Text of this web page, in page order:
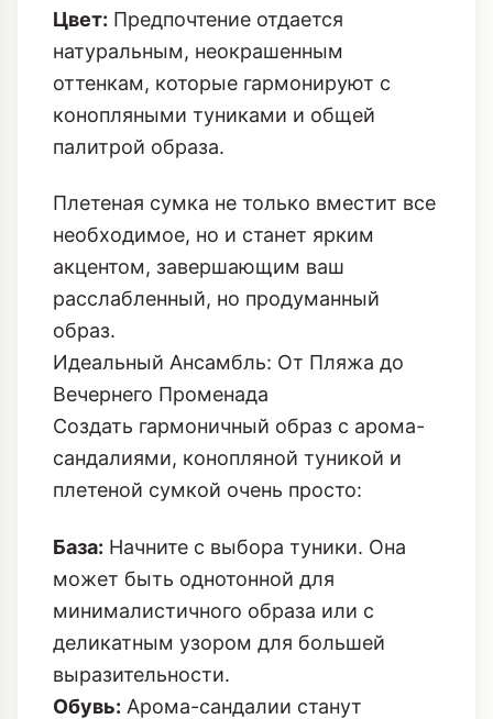
Цвет: Предпочтение отдается
натуральным, неокрашенным
оттенкам, которые гармонируют с
конопляными туниками и общей
палитрой образа.
Плетеная сумка не только вместит все
необходимое, но и станет ярким
акцентом, завершающим ваш
расслабленный, но продуманный
образ.
Идеальный Ансамбль: От Пляжа до
Вечернего Променада
Создать гармоничный образ с арома-
сандалиями, конопляной туникой и
плетеной сумкой очень просто:
База: Начните с выбора туники. Она
может быть однотонной для
минималистичного образа или с
деликатным узором для большей
выразительности.
Обувь: Арома-сандалии станут